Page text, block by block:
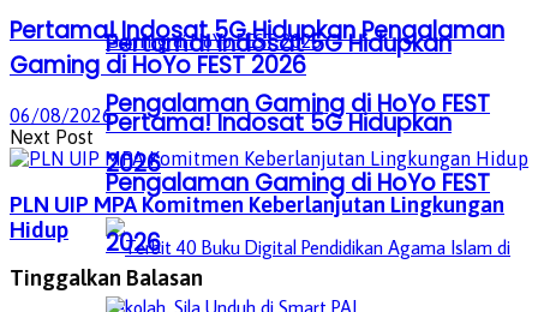
Pertama! Indosat 5G Hidupkan
Pengalaman Gaming di HoYo FEST
2026
Pertama! Indosat 5G Hidupkan
Pengalaman Gaming di HoYo FEST
2026
Pertama! Indosat 5G Hidupkan Pengalaman
Gaming di HoYo FEST 2026
06/08/2026
Next Post
PLN UIP MPA Komitmen Keberlanjutan Lingkungan
Hidup
Tinggalkan Balasan